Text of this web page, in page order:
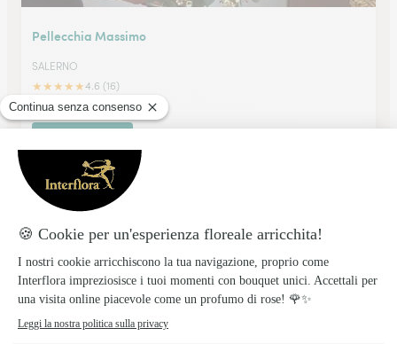
Pellecchia Massimo
SALERNO
★★★★★4.6 (16)
Via A. Mazza 32
Fiori D’Autore Snc A. Burza